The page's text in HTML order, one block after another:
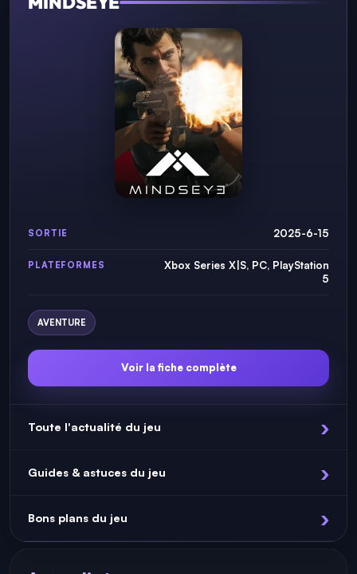
SORTIE 2025-6-15
PLATEFORMES
Xbox Series X|S, PC, PlayStation
5
AVENTURE
Voir la fiche complète
Toute l'actualité du jeu
Guides & astuces du jeu
Bons plans du jeu